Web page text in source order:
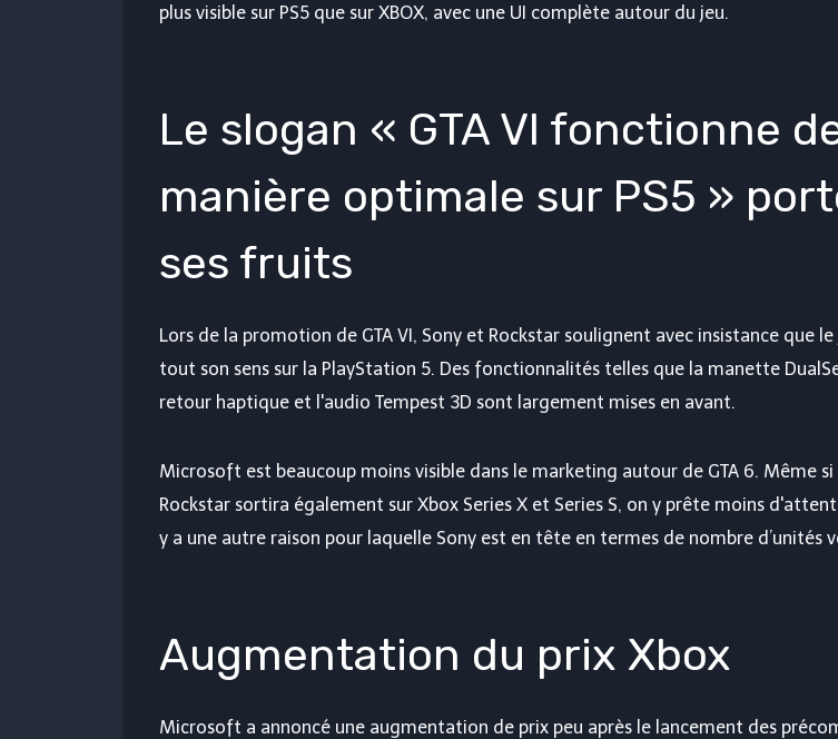
plus visible sur PS5 que sur XBOX, avec une UI complète autour du jeu.
Le slogan « GTA VI fonctionne
manière optimale sur PS5 »
ses fruits
Lors de la promotion de GTA VI, Sony et Rockstar soulignent avec insistance que le
tout son sens sur la PlayStation 5. Des fonctionnalités telles que la manette
retour haptique et l'audio Tempest 3D sont largement mises en avant.
Microsoft est beaucoup moins visible dans le marketing autour de GTA 6. Même si
Rockstar sortira également sur Xbox Series X et Series S, on y prête moins
y a une autre raison pour laquelle Sony est en tête en termes de nombre d’unités
Augmentation du prix Xbox
Microsoft a annoncé une augmentation de prix peu après le lancement des